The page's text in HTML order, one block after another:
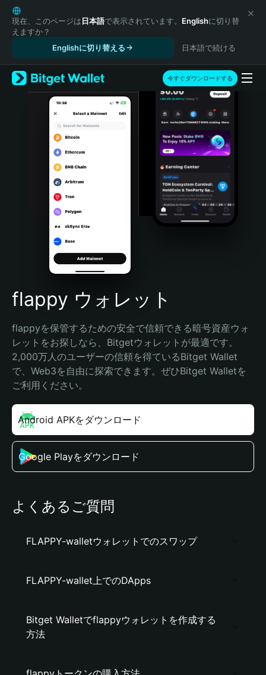
English
日本語
Tiếng Việt
Español (Latinoamérica)
Türkçe
Italiano
Português (Portugal)
Bahasa Indonesia
Português (Brasil)
Español (Argentina)
現在、このページは日本語で表示されています。 Englishに切り替
えますか？
Englishに切り替える
日本語で続ける
今すぐダウンロードする
flappy ウォレット
flappyを保管するための安全で信頼できる暗号資産ウォ
レットをお探しなら、Bitgetウォレットが最適です。
2,000万人のユーザーの信頼を得ているBitget Wallet
で、Web3を自由に探索できます。ぜひBitget Walletを
ご利用ください。
Android APKをダウンロード
Google Playをダウンロード
よくあるご質問
FLAPPY-walletウォレットでのスワップ
FLAPPY-wallet上でのDApps
Bitget Walletでflappyウォレットを作成する
方法